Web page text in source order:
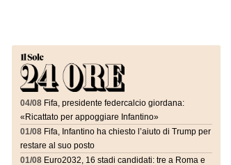
04/08 Fifa, presidente federcalcio giordana:
«Ricattato per appoggiare Infantino»
01/08 Fifa, Infantino ha chiesto l’aiuto di Trump per
restare al suo posto
01/08 Euro2032, 16 stadi candidati: tre a Roma e